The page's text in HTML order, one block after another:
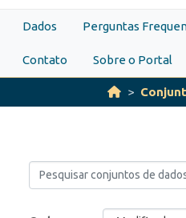
Dados Perguntas
Contato Sobre o Portal